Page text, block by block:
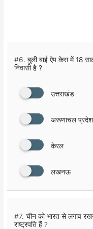
#6. बुली बाई ऐप केस में 18
निवासी है ?
उत्तराखंड
अरूणाचल प्रदेश
केरल
लखनऊ
#7. चीन को भारत से लगाव
राष्ट्रपति हैं ?